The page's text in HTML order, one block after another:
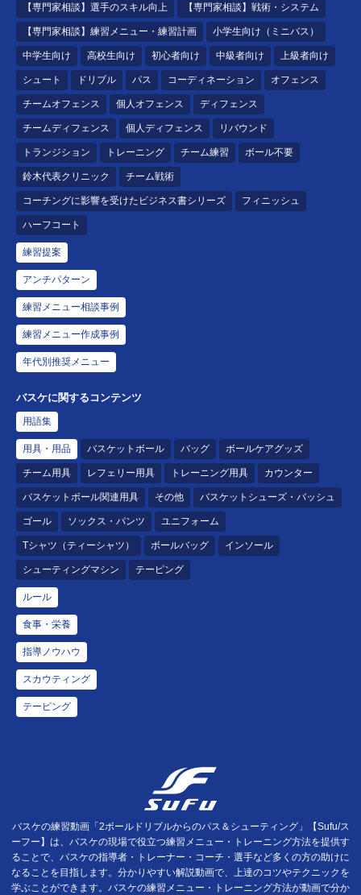
【専門家相談】選手のスキル向上 【専門家相談】戦術・システム
【専門家相談】練習メニュー・練習計画 小学生向け（ミニバス）
中学生向け 高校生向け 初心者向け 中級者向け 上級者向け
シュート ドリブル パス コーディネーション オフェンス
チームオフェンス 個人オフェンス ディフェンス
チームディフェンス 個人ディフェンス リバウンド
トランジション トレーニング チーム練習 ボール不要
鈴木代表クリニック チーム戦術
コーチングに影響を受けたビジネス書シリーズ フィニッシュ
ハーフコート
練習提案
アンチパターン
練習メニュー相談事例
練習メニュー作成事例
年代別推奨メニュー
バスケに関するコンテンツ
用語集
用具・用品 バスケットボール バッグ ボールケアグッズ
チーム用具 レフェリー用具 トレーニング用具 カウンター
バスケットボール関連用具 その他 バスケットシューズ・バッシュ
ゴール ソックス・パンツ ユニフォーム
Tシャツ（ティーシャツ） ボールバッグ インソール
シューティングマシン テーピング
ルール
食事・栄養
指導ノウハウ
スカウティング
テーピング
バスケの練習動画「2ボールドリブルからのパス＆シューティング」【Sufu/ス
ーフー】は、バスケの現場で役立つ練習メニュー・トレーニング方法を提供す
ることで、バスケの指導者・トレーナー・コーチ・選手など多くの方の助けに
なることを目指します。分かりやすい解説動画で、上達のコツやテクニックを
学ぶことができます。バスケの練習メニュー・トレーニング方法が動画で分か